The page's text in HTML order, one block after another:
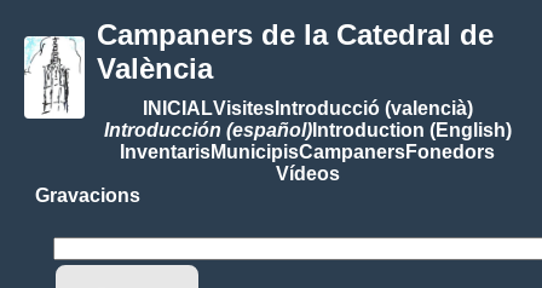
Campaners de la Catedral de
València
INICIALVisitesIntroducció (valencià)
Introducción (español)Introduction (English)
InventarisMunicipisCampanersFonedors
Vídeos
Gravacions